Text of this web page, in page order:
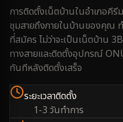
การติดตั้งเน็ตบ้านในอำเภอคีรี
ชุมสายถึงภายในบ้านของคุณ ท
ที่สมัคร ไม่ว่าจะเป็นเน็ตบ้าน
ทางสายและติดตั้งอุปกรณ์
ทันทีหลังติดตั้งเสร็จ
ระยะเวลาติดตั้ง
1-3 วันทำการ